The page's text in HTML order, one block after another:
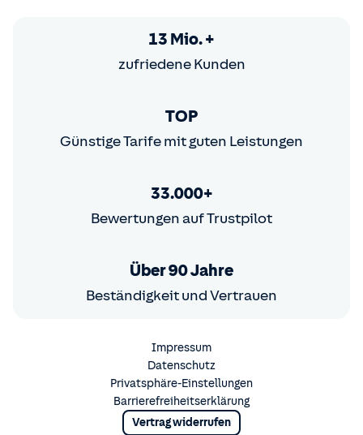
13 Mio. +
zufriedene Kunden
TOP
Günstige Tarife mit guten Leistungen
33.000+
Bewertungen auf Trustpilot
Über 90 Jahre
Beständigkeit und Vertrauen
Impressum
Datenschutz
Privatsphäre-Einstellungen
Barrierefreiheitserklärung
Vertrag widerrufen